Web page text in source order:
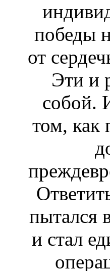
победы
от
Эти и
собой.
том, как
пытался
и стал